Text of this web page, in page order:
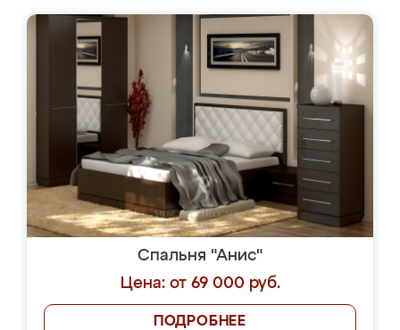
Спальня "Анис"
Цена: от 69 000 руб.
ПОДРОБНЕЕ